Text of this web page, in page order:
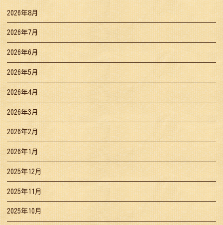
2026年8月
2026年7月
2026年6月
2026年5月
2026年4月
2026年3月
2026年2月
2026年1月
2025年12月
2025年11月
2025年10月